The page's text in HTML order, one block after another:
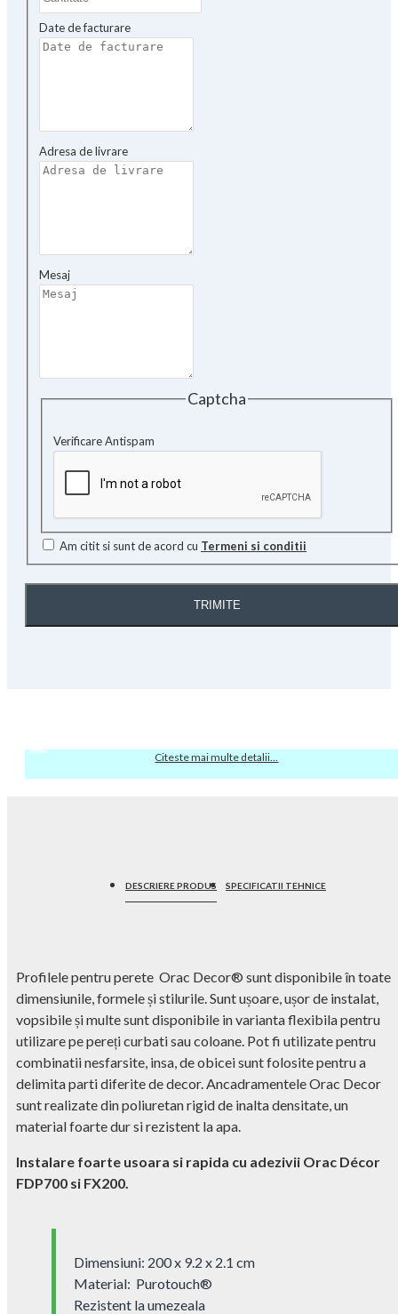
Date de facturare
Adresa de livrare
Mesaj
Captcha
Verificare Antispam
Am citit si sunt de acord cu Termeni si conditii
TRIMITE
Citeste mai multe detalii...
DESCRIERE PRODUS SPECIFICATII TEHNICE
Profilele pentru perete Orac Decor® sunt disponibile în toate
dimensiunile, formele și stilurile. Sunt ușoare, ușor de instalat,
vopsibile și multe sunt disponibile in varianta flexibila pentru
utilizare pe pereți curbati sau coloane. Pot fi utilizate pentru
combinatii nesfarsite, insa, de obicei sunt folosite pentru a
delimita parti diferite de decor. Ancadramentele Orac Decor
sunt realizate din poliuretan rigid de inalta densitate, un
material foarte dur si rezistent la apa.
Instalare foarte usoara si rapida cu adezivii Orac Décor
FDP700 si FX200.
Dimensiuni: 200 x 9.2 x 2.1 cm
Material: Purotouch® ‎
Rezistent la umezeala